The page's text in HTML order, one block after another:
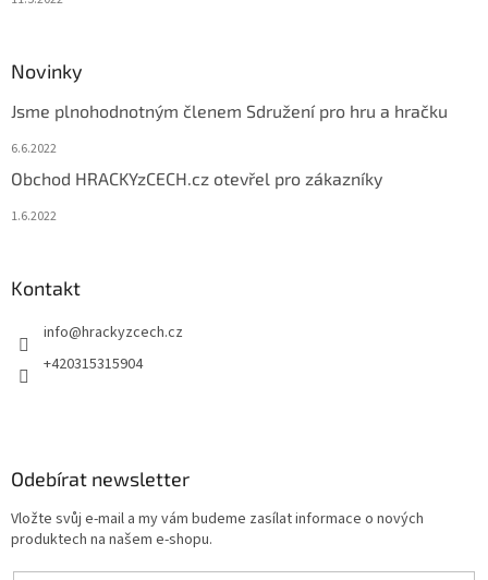
Novinky
Jsme plnohodnotným členem Sdružení pro hru a hračku
6.6.2022
Obchod HRACKYzCECH.cz otevřel pro zákazníky
1.6.2022
Kontakt
info@hrackyzcech.cz
+420315315904
Odebírat newsletter
Vložte svůj e-mail a my vám budeme zasílat informace o nových
produktech na našem e-shopu.